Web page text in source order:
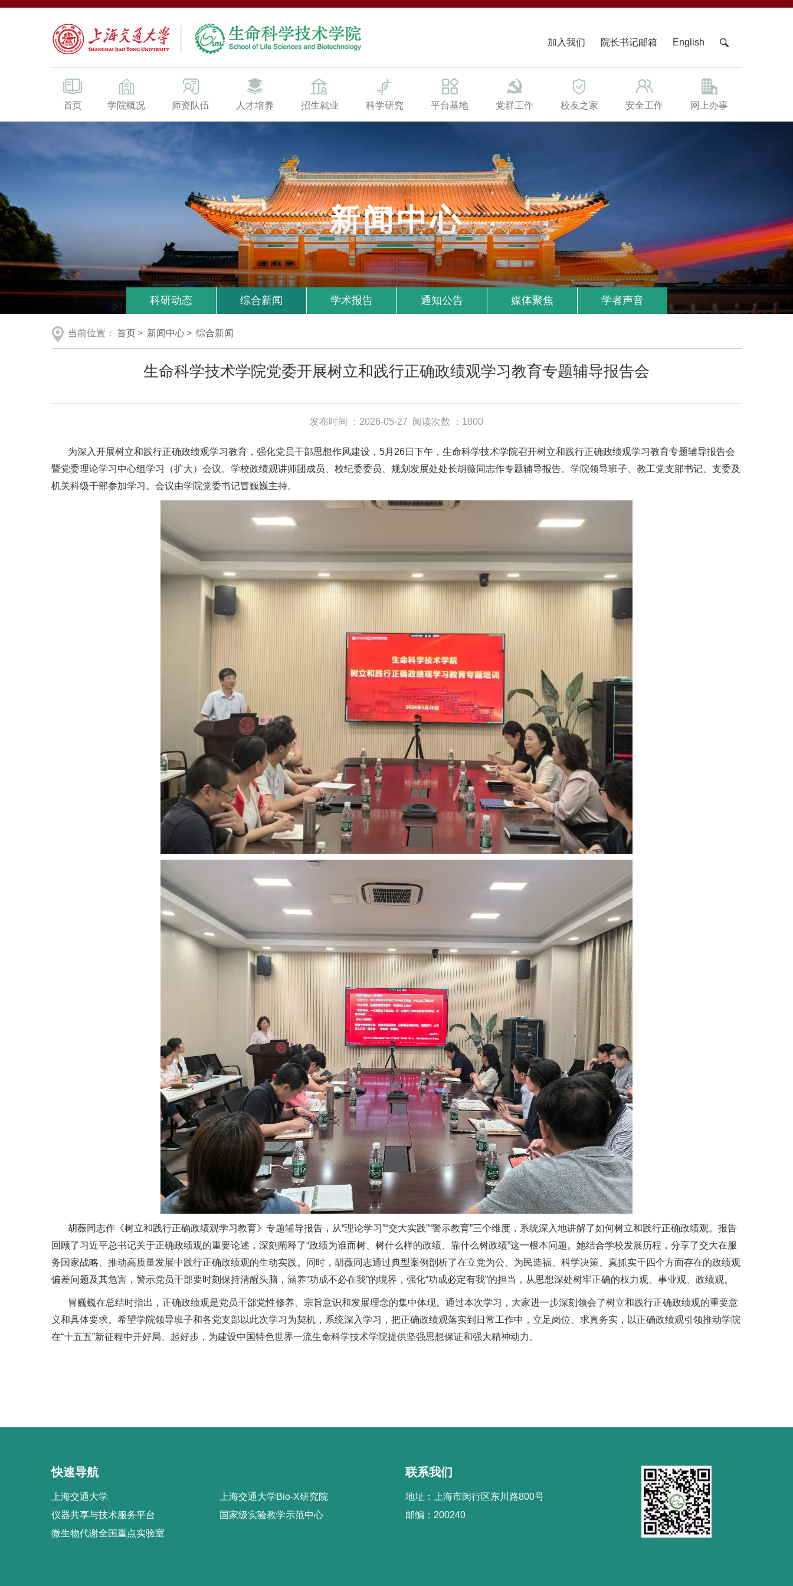
加入我们 院长书记邮箱 English
首页 学院概况 师资队伍 人才培养 招生就业 科学研究 平台基地 党群工作 校友之家 安全工作 网上办事
新闻中心
科研动态 综合新闻 学术报告 通知公告 媒体聚焦 学者声音
当前位置： 首页> 新闻中心> 综合新闻
生命科学技术学院党委开展树立和践行正确政绩观学习教育专题辅导报告会
发布时间 ：2026-05-27 阅读次数 ：1800
为深入开展树立和践行正确政绩观学习教育，强化党员干部思想作风建设，5月26日下午，生命科学技术学院召开树立和践行正确政绩观学习教育专题辅导报告会
暨党委理论学习中心组学习（扩大）会议。学校政绩观讲师团成员、校纪委委员、规划发展处处长胡薇同志作专题辅导报告。学院领导班子、教工党支部书记、支委及
机关科级干部参加学习。会议由学院党委书记冒巍巍主持。
胡薇同志作《树立和践行正确政绩观学习教育》专题辅导报告，从“理论学习”“交大实践”“警示教育”三个维度，系统深入地讲解了如何树立和践行正确政绩观。报告
回顾了习近平总书记关于正确政绩观的重要论述，深刻阐释了“政绩为谁而树、树什么样的政绩、靠什么树政绩”这一根本问题。她结合学校发展历程，分享了交大在服
务国家战略、推动高质量发展中践行正确政绩观的生动实践。同时，胡薇同志通过典型案例剖析了在立党为公、为民造福、科学决策、真抓实干四个方面存在的政绩观
偏差问题及其危害，警示党员干部要时刻保持清醒头脑，涵养“功成不必在我”的境界，强化“功成必定有我”的担当，从思想深处树牢正确的权力观、事业观、政绩观。
冒巍巍在总结时指出，正确政绩观是党员干部党性修养、宗旨意识和发展理念的集中体现。通过本次学习，大家进一步深刻领会了树立和践行正确政绩观的重要意
义和具体要求。希望学院领导班子和各党支部以此次学习为契机，系统深入学习，把正确政绩观落实到日常工作中，立足岗位、求真务实，以正确政绩观引领推动学院
在“十五五”新征程中开好局、起好步，为建设中国特色世界一流生命科学技术学院提供坚强思想保证和强大精神动力。
快速导航
上海交通大学
上海交通大学Bio-X研究院
仪器共享与技术服务平台
国家级实验教学示范中心
微生物代谢全国重点实验室
联系我们
地址：上海市闵行区东川路800号
邮编：200240